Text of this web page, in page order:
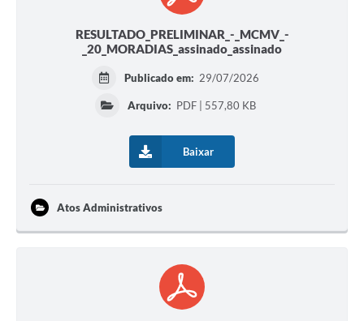
RESULTADO_PRELIMINAR_-_MCMV_-
_20_MORADIAS_assinado_assinado
Publicado em: 29/07/2026
Arquivo: PDF | 557,80 KB
Baixar
Atos Administrativos